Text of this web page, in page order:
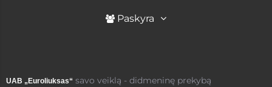
Paskyra
UAB „Euroliuksas“ savo veiklą - didmeninę prekybą